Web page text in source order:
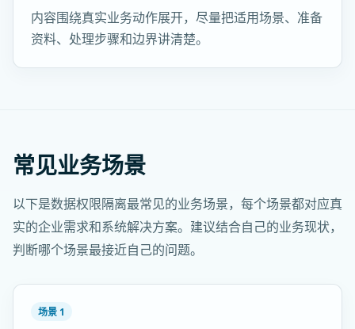
内容围绕真实业务动作展开，尽量把适用场景、准备
资料、处理步骤和边界讲清楚。
常见业务场景
以下是数据权限隔离最常见的业务场景，每个场景都对应真
实的企业需求和系统解决方案。建议结合自己的业务现状，
判断哪个场景最接近自己的问题。
场景 1